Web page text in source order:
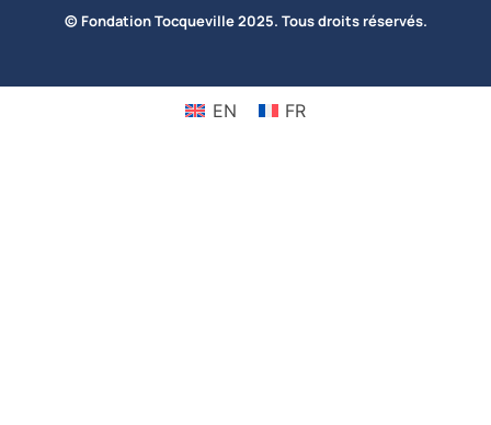
© Fondation Tocqueville 2025. Tous droits réservés.
EN FR